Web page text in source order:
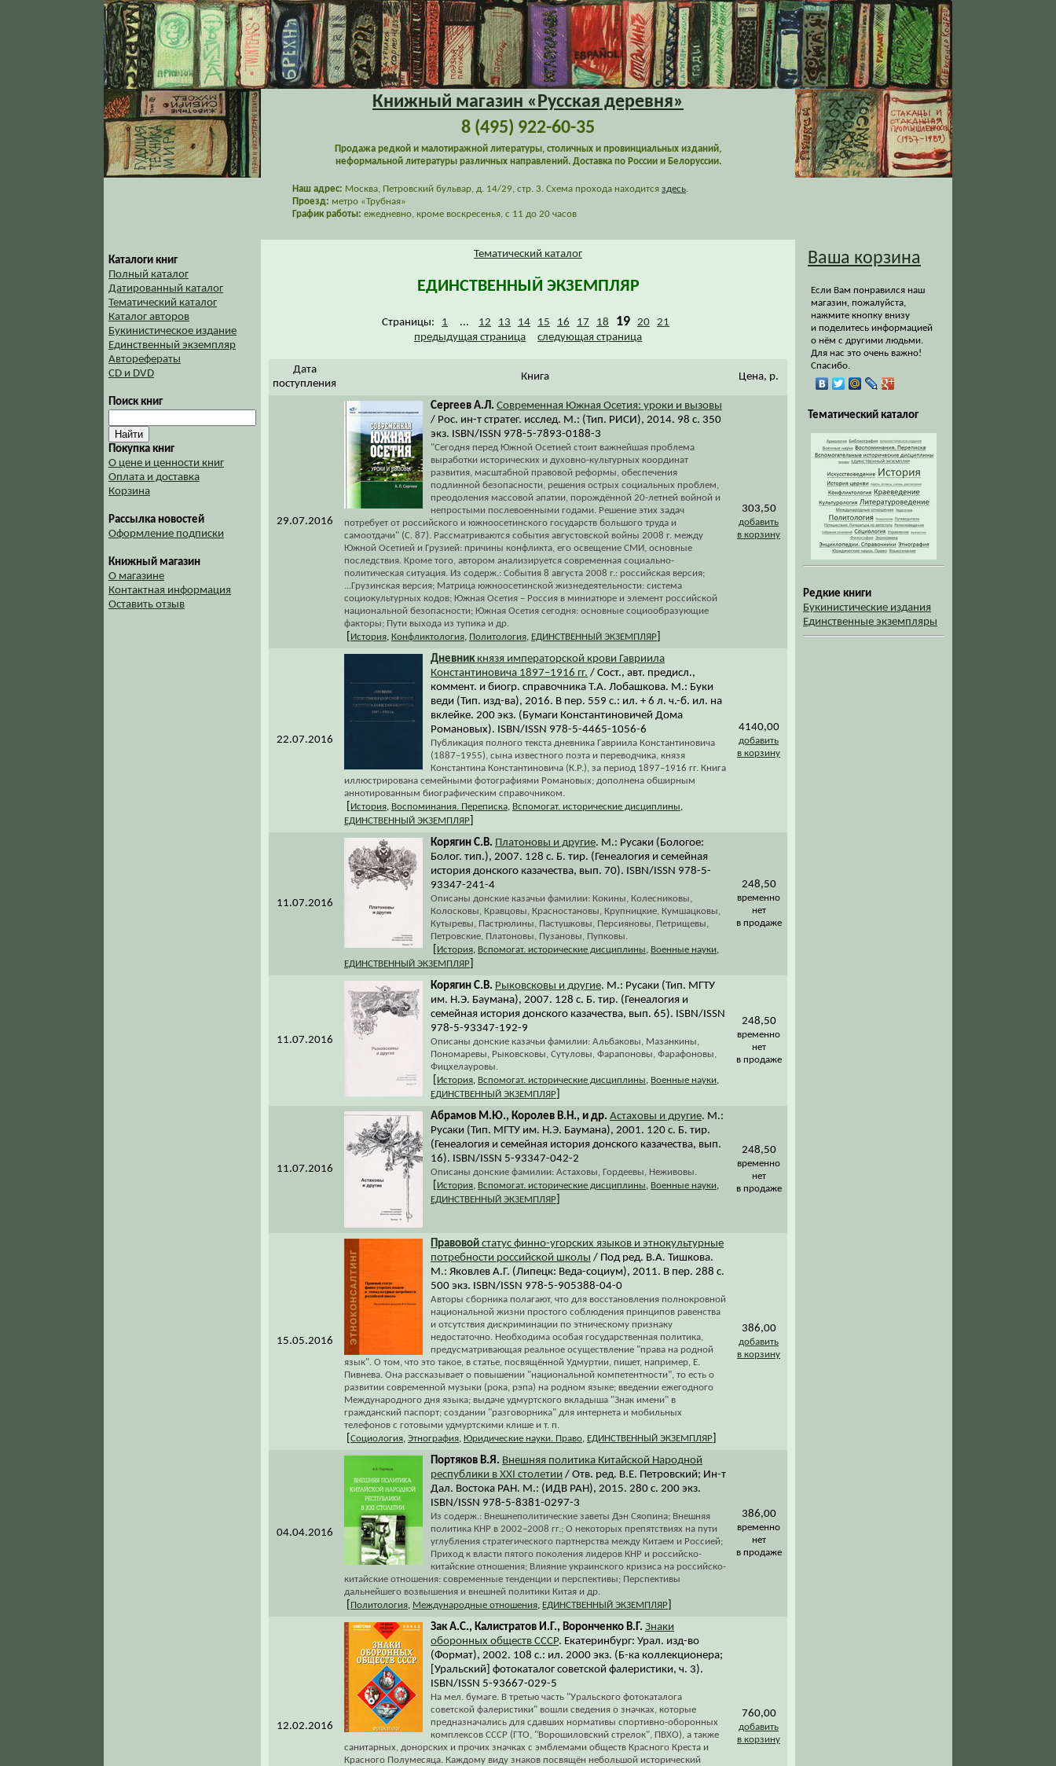
Книжный магазин «Русская деревня»
8 (495) 922-60-35
Продажа редкой и малотиражной литературы, столичных и провинциальных изданий,
неформальной литературы различных направлений. Доставка по России и Белоруссии.
Наш адрес: Москва, Петровский бульвар, д. 14/29, стр. 3. Схема прохода находится здесь.
Проезд: метро «Трубная»
График работы: ежедневно, кроме воскресенья, с 11 до 20 часов
Каталоги книг
Полный каталог
Датированный каталог
Тематический каталог
Каталог авторов
Букинистическое издание
Единственный экземпляр
Авторефераты
CD и DVD
Поиск книг
Покупка книг
О цене и ценности книг
Оплата и доставка
Корзина
Рассылка новостей
Оформление подписки
Книжный магазин
О магазине
Контактная информация
Оставить отзыв
Тематический каталог
ЕДИНСТВЕННЫЙ ЭКЗЕМПЛЯР
Страницы: 1 ... 12 13 14 15 16 17 18 19 20 21
предыдущая страница
следующая страница
Дата
поступления
Книга Цена, р.
29.07.2016
Сергеев А.Л. Современная Южная Осетия: уроки и вызовы
/ Рос. ин-т стратег. исслед. М.: (Тип. РИСИ), 2014. 98 с. 350
экз. ISBN/ISSN 978-5-7893-0188-3
"Сегодня перед Южной Осетией стоит важнейшая проблема
выработки исторических и духовно-культурных координат
развития, масштабной правовой реформы, обеспечения
подлинной безопасности, решения острых социальных проблем,
преодоления массовой апатии, порождённой 20-летней войной и
непростыми послевоенными годами. Решение этих задач
потребует от российского и южноосетинского государств большого труда и
самоотдачи" (С. 87). Рассматриваются события августовской войны 2008 г. между
Южной Осетией и Грузией: причины конфликта, его освещение СМИ, основные
последствия. Кроме того, автором анализируется современная социально-
политическая ситуация. Из содерж.: События 8 августа 2008 г.: российская версия;
...Грузинская версия; Матрица южноосетинской жизнедеятельности: система
социокультурных кодов; Южная Осетия – Россия в миниатюре и элемент российской
национальной безопасности; Южная Осетия сегодня: основные социообразующие
факторы; Пути выхода из тупика и др.
История Конфликтология Политология ЕДИНСТВЕННЫЙ ЭКЗЕМПЛЯР
303,50
добавить
в корзину
22.07.2016
Дневниккнязя императорской крови Гавриила
Константиновича 1897–1916 гг. / Сост., авт. предисл.,
коммент. и биогр. справочника Т.А. Лобашкова. М.: Буки
веди (Тип. изд-ва), 2016. В пер. 559 с.: ил. + 6 л. ч.-б. ил. на
вклейке. 200 экз. (Бумаги Константиновичей Дома
Романовых). ISBN/ISSN 978-5-4465-1056-6
Публикация полного текста дневника Гавриила Константиновича
(1887–1955), сына известного поэта и переводчика, князя
Константина Константиновича (К.Р.), за период 1897–1916 гг. Книга
иллюстрирована семейными фотографиями Романовых; дополнена обширным
аннотированным биографическим справочником.
История Воспоминания. Переписка Вспомогат. исторические дисциплины
ЕДИНСТВЕННЫЙ ЭКЗЕМПЛЯР
4140,00
добавить
в корзину
11.07.2016
Корягин С.В. Платоновы и другие. М.: Русаки (Бологое:
Болог. тип.), 2007. 128 с. Б. тир. (Генеалогия и семейная
история донского казачества, вып. 70). ISBN/ISSN 978-5-
93347-241-4
Описаны донские казачьи фамилии: Кокины, Колесниковы,
Колосковы, Кравцовы, Красностановы, Крупницкие, Кумшацковы,
Кутыревы, Пастрюлины, Пастушковы, Персияновы, Петрищевы,
Петровские, Платоновы, Пузановы, Пупковы.
История Вспомогат. исторические дисциплины Военные науки
ЕДИНСТВЕННЫЙ ЭКЗЕМПЛЯР
248,50
временно
нет
в продаже
11.07.2016
Корягин С.В. Рыковсковы и другие. М.: Русаки (Тип. МГТУ
им. Н.Э. Баумана), 2007. 128 с. Б. тир. (Генеалогия и
семейная история донского казачества, вып. 65). ISBN/ISSN
978-5-93347-192-9
Описаны донские казачьи фамилии: Альбаковы, Мазанкины,
Пономаревы, Рыковсковы, Сутуловы, Фарапоновы, Фарафоновы,
Фицхелауровы.
История Вспомогат. исторические дисциплины Военные науки
ЕДИНСТВЕННЫЙ ЭКЗЕМПЛЯР
248,50
временно
нет
в продаже
11.07.2016
Абрамов М.Ю., Королев В.Н., и др. Астаховы и другие. М.:
Русаки (Тип. МГТУ им. Н.Э. Баумана), 2001. 120 с. Б. тир.
(Генеалогия и семейная история донского казачества, вып.
16). ISBN/ISSN 5-93347-042-2
Описаны донские фамилии: Астаховы, Гордеевы, Неживовы.
История Вспомогат. исторические дисциплины Военные науки
ЕДИНСТВЕННЫЙ ЭКЗЕМПЛЯР
248,50
временно
нет
в продаже
15.05.2016
Правовой статус финно-угорских языков и этнокультурные
потребности российской школы / Под ред. В.А. Тишкова.
М.: Яковлев А.Г. (Липецк: Веда-социум), 2011. В пер. 288 с.
500 экз. ISBN/ISSN 978-5-905388-04-0
Авторы сборника полагают, что для восстановления полнокровной
национальной жизни простого соблюдения принципов равенства
и отсутствия дискриминации по этническому признаку
недостаточно. Необходима особая государственная политика,
предусматривающая реальное осуществление "права на родной
язык". О том, что это такое, в статье, посвящённой Удмуртии, пишет, например, Е.
Пивнева. Она рассказывает о повышении "национальной компетентности", то есть о
развитии современной музыки (рока, рэпа) на родном языке; введении ежегодного
Международного дня языка; выдаче удмуртского вкладыша "Знак имени" в
гражданский паспорт; создании "разговорника" для интернета и мобильных
телефонов с готовыми удмуртскими клише и т. п.
Социология Этнография Юридические науки. Право ЕДИНСТВЕННЫЙ ЭКЗЕМПЛЯР
386,00
добавить
в корзину
04.04.2016
Портяков В.Я. Внешняя политика Китайской Народной
республики в XXI столетии / Отв. ред. В.Е. Петровский; Ин-т
Дал. Востока РАН. М.: (ИДВ РАН), 2015. 280 с. 200 экз.
ISBN/ISSN 978-5-8381-0297-3
Из содерж.: Внешнеполитические заветы Дэн Сяопина; Внешняя
политика КНР в 2002–2008 гг.; О некоторых препятствиях на пути
углубления стратегического партнерства между Китаем и Россией;
Приход к власти пятого поколения лидеров КНР и российско-
китайские отношения; Влияние украинского кризиса на российско-
китайские отношения: современные тенденции и перспективы; Перспективы
дальнейшего возвышения и внешней политики Китая и др.
Политология Международные отношения ЕДИНСТВЕННЫЙ ЭКЗЕМПЛЯР
386,00
временно
нет
в продаже
12.02.2016
Зак А.С., Калистратов И.Г., Воронченко В.Г. Знаки
оборонных обществ СССР. Екатеринбург: Урал. изд-во
(Формат), 2002. 108 с.: ил. 2000 экз. (Б-ка коллекционера;
[Уральский] фотокаталог советской фалеристики, ч. 3).
ISBN/ISSN 5-93667-029-5
На мел. бумаге. В третью часть "Уральского фотокаталога
советской фалеристики" вошли сведения о значках, которые
предназначались для сдавших нормативы спортивно-оборонных
комплексов СССР (ГТО, "Ворошиловский стрелок", ПВХО), а также
санитарных, донорских и прочих значках с эмблемами обществ Красного Креста и
Красного Полумесяца. Каждому виду знаков посвящён небольшой исторический
760,00
добавить
в корзину
Ваша корзина
Если Вам понравился наш
магазин, пожалуйста,
нажмите кнопку внизу
и поделитесь информацией
о нём с другими людьми.
Для нас это очень важно!
Спасибо.
Тематический каталог
Редкие книги
Букинистические издания
Единственные экземпляры